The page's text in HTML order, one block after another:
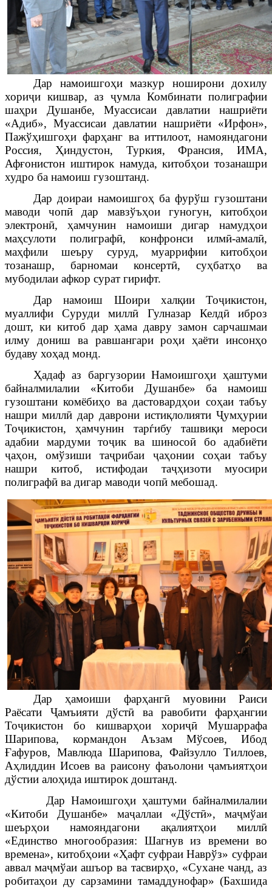
Дар намоишгоҳимазкур ноширони дохилу
хориҷи кишвар, аз ҷумла Комбинати полиграфии
шаҳри Душанбе, Муассисаи давлатии нашриёти
«Адиб», Муассисаи давлатии нашриёти «Ирфон»,
Пажўҳишгоҳи фарҳанг ва иттилоот, намояндагони
Россия, Ҳиндустон, Туркия, Франсия, ИМА,
Афғонистон иштирок намуда, китобҳои тозанашри
худро ба намоиш гузоштанд.
Дар доираи намоишгоҳ ба фурўш гузоштани
маводи чопӣ дар мавзўъҳои гуногун, китобҳои
электронӣ,ҳамчунин намоиши дигар намудҳои
маҳсулоти полиграфӣ, конфронси илмӣ-амалӣ,
маҳфили шеъру суруд, муаррифии китобҳои
тозанашр, барномаи консертӣ, суҳбатҳо ва
мубодилаи афкор сурат гирифт.
Дар намоиш Шоири халқииТоҷикистон,
муаллифи Суруди миллӣ Гулназар Келдӣиброз
дошт, ки китоб дарҳама давру замон сарчашмаи
илму дониш ва равшангари роҳиҳаёти инсонҳо
будаву хоҳад монд.
Ҳадаф аз баргузории Намоишгоҳи ҳаштуми
байналмилалии «Китоби Душанбе» ба намоиш
гузоштани комёбиҳо ва дастовардҳои соҳаи табъу
нашри миллӣ дар даврони истиқлолияти Ҷумҳурии
Тоҷикистон,ҳамчунин тарѓибу ташвиқи мероси
адабии мардуми тоҷик ва шиносоӣ бо адабиёти
ҷаҳон, омўзиши таҷрибаи ҷаҳонии соҳаи табъу
нашри китоб, истифодаи таҷҳизоти муосири
полиграфӣ ва дигар маводи чопӣ мебошад.
Дар ҳамоиши фарҳангӣ муовини Раиси
Раёсати Ҷамъияти дўстӣ ва равобити фарҳангии
Тоҷикистон бо кишварҳои хориҷӣ Мушаррафа
Шарипова, кормандон Аъзам Мўсоев, Ибод
Ғафуров, Мавлюда Шарипова, Файзулло Тиллоев,
Аҳлиддин Исоев ва раисону фаъолони ҷамъиятҳои
дўстии алоҳида иштирок доштанд.
Дар Намоишгоҳи ҳаштуми байналмилалии
«Китоби Душанбе» маҷаллаи «Дўстӣ», маҷмўаи
шеърҳои намояндагони ақалиятҳои миллӣ
«Единство многообразия: Шагнув из времени во
времена», китобҳоии «Ҳафт суфраи Наврўз» суфраи
аввал маҷмўаи ашъор ва тасвирҳо, «Сухане чанд, аз
робитаҳои ду сарзамини тамаддунофар» (Бахшида